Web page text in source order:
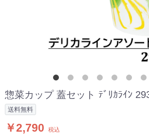
惣菜カップ 蓋セット ﾃﾞﾘｶﾗｲﾝ
送料無料
￥2,790 税込